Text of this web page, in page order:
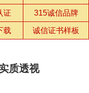
证 315诚信品牌
载
诚信证书样板
质透视